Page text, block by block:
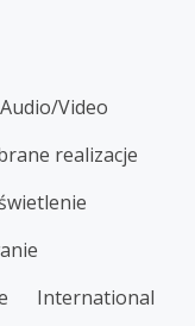
Video
realizacje
International